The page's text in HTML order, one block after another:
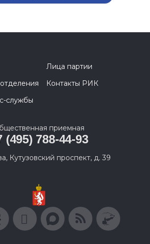
Лица партии
Контакты РИК
службы
приемная
(495) 788-44-93
Кутузовский проспект, д. 39